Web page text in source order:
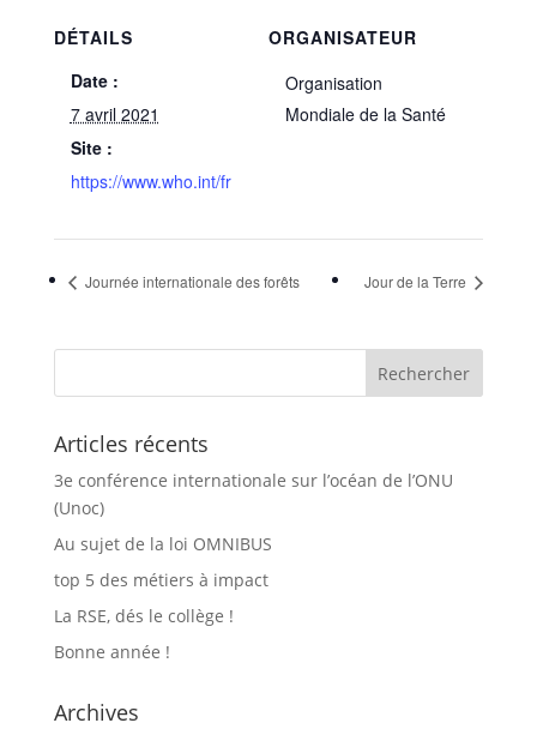
DÉTAILS
Date :
7 avril 2021
Site :
https://www.who.int/fr
ORGANISATEUR
Organisation
Mondiale de la Santé
Journée internationale des forêts Jour de la Terre
Articles récents
3e conférence internationale sur l’océan de l’ONU
(Unoc)
Au sujet de la loi OMNIBUS
top 5 des métiers à impact
La RSE, dés le collège !
Bonne année !
Archives